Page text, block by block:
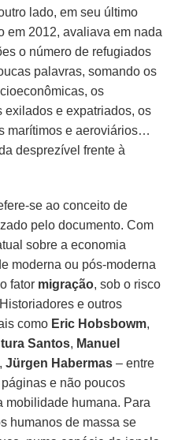
lado, em seu último
em 2012, avaliava em nada
o número de refugiados
palavras, somando os
os
exilados e expatriados, os
marítimos e aeroviários…
desprezível frente à
se ao conceito de
pelo documento. Com
sobre a economia
moderna ou pós-moderna
fator migração, sob o risco
e outros
como Eric Hobsbowm,
Santos, Manuel
,Jürgen Habermas – entre
e não poucos
mobilidade humana. Para
humanos de massa se